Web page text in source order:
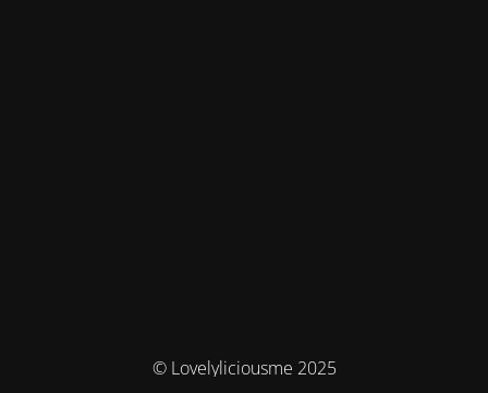
© Lovelyliciousme 2025